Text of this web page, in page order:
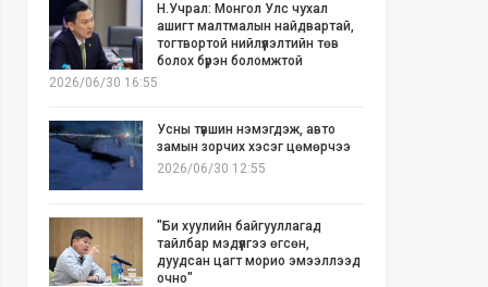
Н.Учрал: Монгол Улс чухал
ашигт малтмалын найдвартай,
тогтвортой нийлүүлэлтийн төв
болох бүрэн боломжтой
2026/06/30 16:55
Усны түвшин нэмэгдэж, авто
замын зорчих хэсэг цөмөрчээ
2026/06/30 12:55
"Би хуулийн байгууллагад
тайлбар мэдүүлгээ өгсөн,
дуудсан цагт морио эмээллээд
очно"